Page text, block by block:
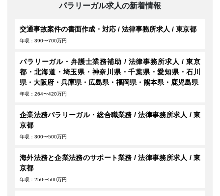
パラリーガル求人の新着情報
交通事故案件の書面作成・対応 / 法律事務所求人 / 東京都
年収：390〜700万円
パラリーガル・弁護士業務補助 / 法律事務所求人 / 東京
都・北海道・埼玉県・神奈川県・千葉県・愛知県・石川
県・大阪府・兵庫県・広島県・福岡県・熊本県・鹿児島県
年収：264〜420万円
企業法務パラリーガル・総合職業務 / 法律事務所求人 / 東
京都
年収：300〜500万円
海外法務と企業法務のサポート業務 / 法律事務所求人 / 東
京都
年収：250〜500万円